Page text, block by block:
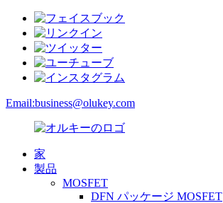
Email:business@olukey.com
家
製品
MOSFET
DFN パッケージ MOSFET